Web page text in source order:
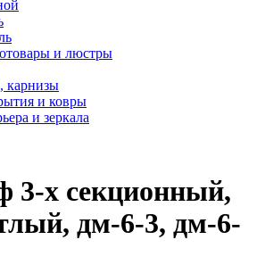
и люстры
карнизы
и ковры
и зеркала
3-х секционный,
дм-6-3, дм-6-